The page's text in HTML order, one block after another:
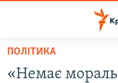
Перейти
основного
ПОЛІТИКА
«Немає